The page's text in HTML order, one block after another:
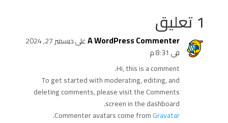
1 تعليق
A WordPress Commenter
على ديسمبر 27, 2024
في 8:31 م
Hi, this is a comment.
To get started with moderating, editing, and
deleting comments, please visit the Comments
screen in the dashboard.
Commenter avatars come fromGravatar
.